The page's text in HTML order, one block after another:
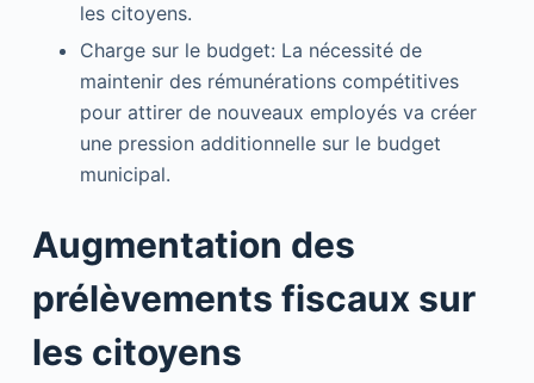
les citoyens.
Charge sur le budget: La nécessité de
maintenir des rémunérations compétitives
pour attirer de nouveaux employés va créer
une pression additionnelle sur le budget
municipal.
Augmentation des
prélèvements fiscaux sur
les citoyens